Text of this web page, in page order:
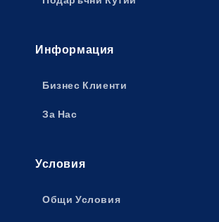
Информация
Бизнес Клиенти
За Нас
Условия
Общи Условия